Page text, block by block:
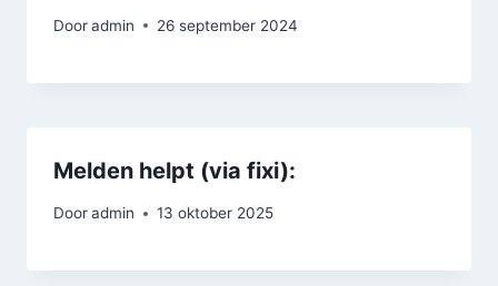
Dooradmin 26 september 2024
Melden helpt (via fixi):
Dooradmin 13 oktober 2025